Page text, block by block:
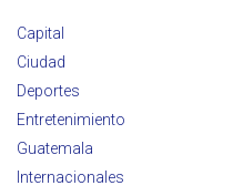
Capital
Ciudad
Deportes
Entretenimiento
Guatemala
Internacionales